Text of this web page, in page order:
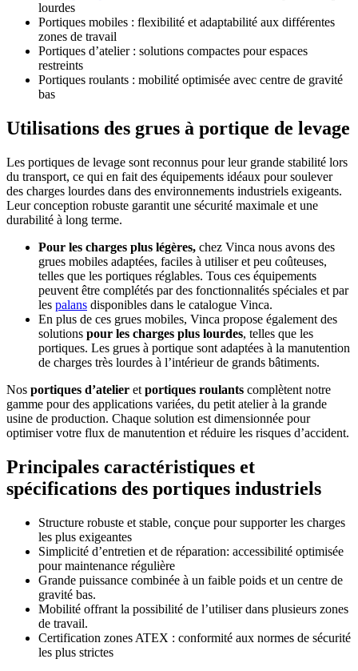
lourdes
Portiques mobiles : flexibilité et adaptabilité aux différentes
zones de travail
Portiques d’atelier : solutions compactes pour espaces
restreints
Portiques roulants : mobilité optimisée avec centre de gravité
bas
Utilisations des grues à portique de levage
Les portiques de levage sont reconnus pour leur grande stabilité lors
du transport, ce qui en fait des équipements idéaux pour soulever
des charges lourdes dans des environnements industriels exigeants.
Leur conception robuste garantit une sécurité maximale et une
durabilité à long terme.
Pour les charges plus légères, chez Vinca nous avons des
grues mobiles adaptées, faciles à utiliser et peu coûteuses,
telles que les portiques réglables. Tous ces équipements
peuvent être complétés par des fonctionnalités spéciales et par
les palans disponibles dans le catalogue Vinca.
En plus de ces grues mobiles, Vinca propose également des
solutions pour les charges plus lourdes, telles que les
portiques. Les grues à portique sont adaptées à la manutention
de charges très lourdes à l’intérieur de grands bâtiments.
Nos portiques d’atelier et portiques roulants complètent notre
gamme pour des applications variées, du petit atelier à la grande
usine de production. Chaque solution est dimensionnée pour
optimiser votre flux de manutention et réduire les risques d’accident.
Principales caractéristiques et
spécifications des portiques industriels
Structure robuste et stable, conçue pour supporter les charges
les plus exigeantes
Simplicité d’entretien et de réparation: accessibilité optimisée
pour maintenance régulière
Grande puissance combinée à un faible poids et un centre de
gravité bas.
Mobilité offrant la possibilité de l’utiliser dans plusieurs zones
de travail.
Certification zones ATEX : conformité aux normes de sécurité
les plus strictes